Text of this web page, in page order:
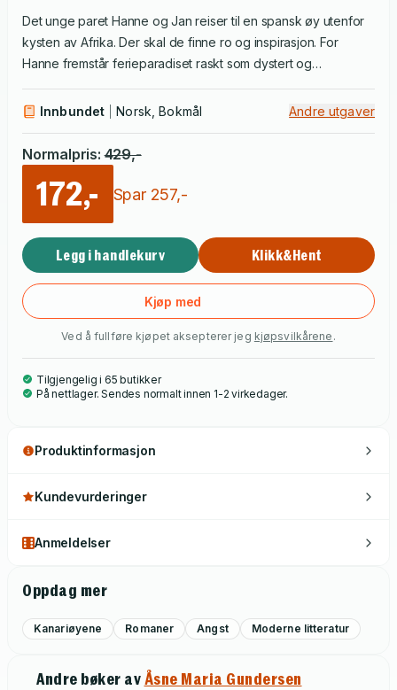
Det unge paret Hanne og Jan reiser til en spansk øy utenfor
kysten av Afrika. Der skal de finne ro og inspirasjon. For
Hanne fremstår ferieparadiset raskt som dystert og
urolig og destruktivt sinn. Åsne Maria Gundersen debuterer
og verden når som helst kan gå i oppløsning
Innbundet Norsk, Bokmål Andre utgaver
Normalpris: 429,-
172,- Spar 257,-
Legg i handlekurv Klikk&Hent
Kjøp med
Ved å fullføre kjøpet aksepterer jeg kjøpsvilkårene .
Tilgjengelig i 65 butikker
På nettlager. Sendes normalt innen 1-2 virkedager.
Produktinformasjon
Kundevurderinger
Anmeldelser
Oppdag mer
Kanariøyene Romaner Angst Moderne litteratur
Andre bøker avÅsne Maria Gundersen